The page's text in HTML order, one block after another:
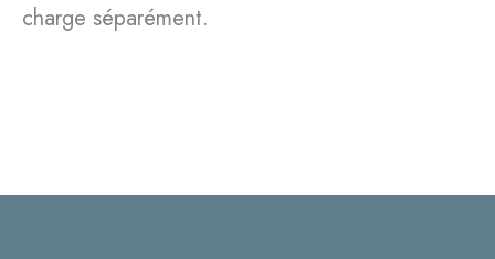
charge séparément.